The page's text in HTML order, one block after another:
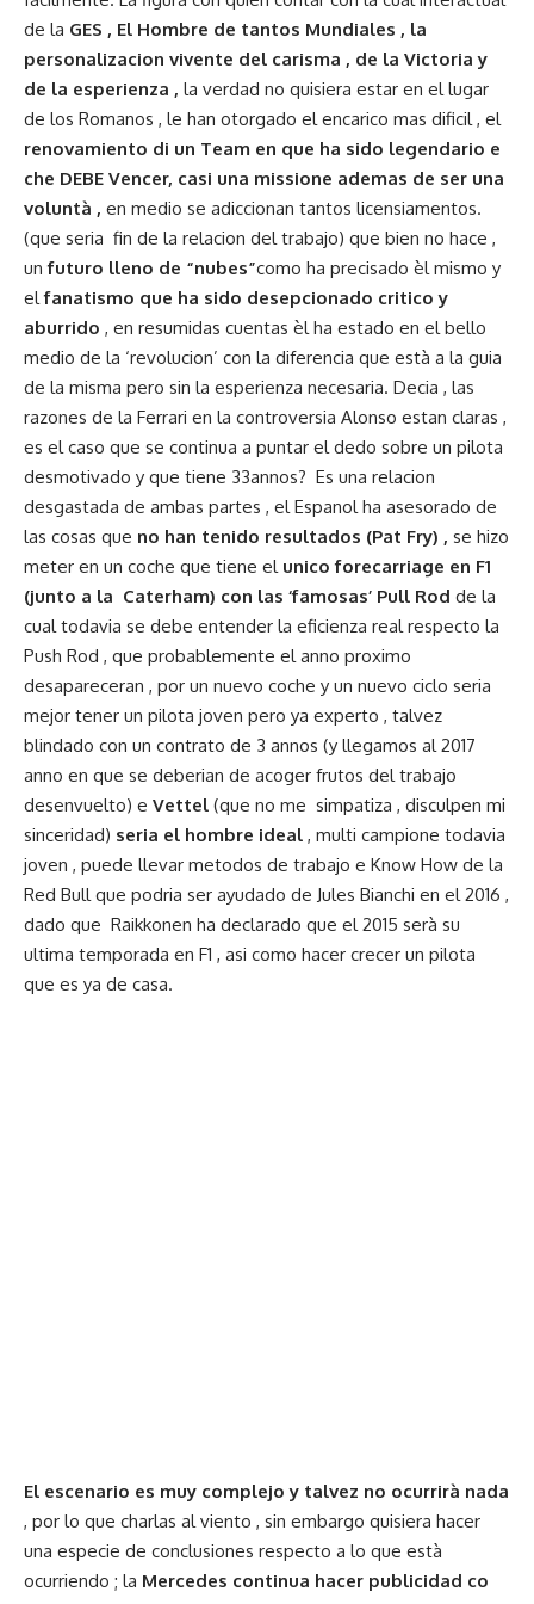
de la GES , El Hombre de tantos Mundiales , la
personalizacion vivente del carisma , de la Victoria y
de la esperienza , la verdad no quisiera estar en el lugar
de los Romanos , le han otorgado el encarico mas dificil , el
renovamiento di un Team en que ha sido legendario e
che DEBE Vencer, casi una missione ademas de ser una
voluntà , en medio se adiccionan tantos licensiamentos.
(que seria fin de la relacion del trabajo) que bien no hace ,
unfuturo lleno de “nubes”como ha precisado èl mismo y
elfanatismo que ha sido desepcionado critico y
aburrido , en resumidas cuentas èl ha estado en el bello
medio de la ‘revolucion’ con la diferencia que està a la guia
de la misma pero sin la esperienza necesaria. Decia , las
razones de la Ferrari en la controversia Alonso estan claras ,
es el caso que se continua a puntar el dedo sobre un pilota
desmotivado y que tiene 33annos? Es una relacion
desgastada de ambas partes , el Espanol ha asesorado de
las cosas que no han tenido resultados (Pat Fry) , se hizo
meter en un coche que tiene el unico forecarriage en F1
(junto a la Caterham) con las ‘famosas’ Pull Rod de la
cual todavia se debe entender la eficienza real respecto la
Push Rod , que probablemente el anno proximo
desapareceran , por un nuevo coche y un nuevo ciclo seria
mejor tener un pilota joven pero ya experto , talvez
blindado con un contrato de 3 annos (y llegamos al 2017
anno en que se deberian de acoger frutos del trabajo
desenvuelto) e Vettel (que no me simpatiza , disculpen mi
sinceridad) seria el hombre ideal , multi campione todavia
joven , puede llevar metodos de trabajo e Know How de la
Red Bull que podria ser ayudado de Jules Bianchi en el 2016 ,
dado que Raikkonen ha declarado que el 2015 serà su
ultima temporada en F1 , asi como hacer crecer un pilota
que es ya de casa.
El escenario es muy complejo y talvez no ocurrirà nada
, por lo que charlas al viento , sin embargo quisiera hacer
una especie de conclusiones respecto a lo que està
ocurriendo ; la Mercedes continua hacer publicidad co